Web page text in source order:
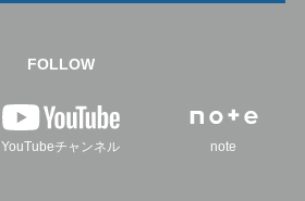
FOLLOW
YouTubeチャンネル note